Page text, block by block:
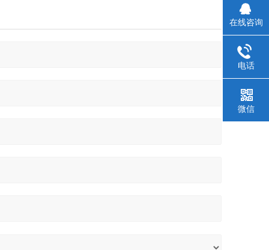
在线咨询
电话
微信